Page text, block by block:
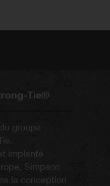
Tie®
groupe
implanté
Simpson
la conception